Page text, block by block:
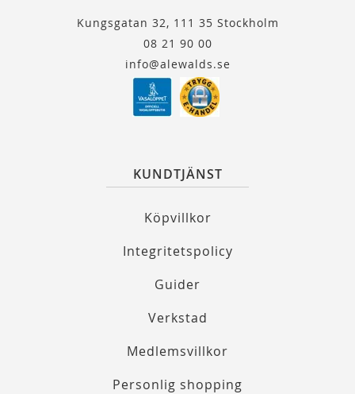
Kungsgatan 32, 111 35 Stockholm
08 21 90 00
info@alewalds.se
KUNDTJÄNST
Köpvillkor
Integritetspolicy
Guider
Verkstad
Medlemsvillkor
Personlig shopping